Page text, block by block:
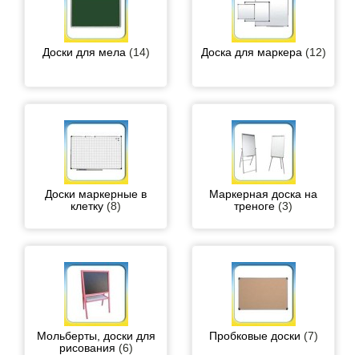
Доски для мела (14) Доска для маркера (12)
Доски маркерные в
клетку (8)
Маркерная доска на
треноге (3)
Мольберты, доски для
рисования (6)
Пробковые доски (7)